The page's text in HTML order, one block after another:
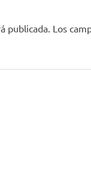
publicada. Los